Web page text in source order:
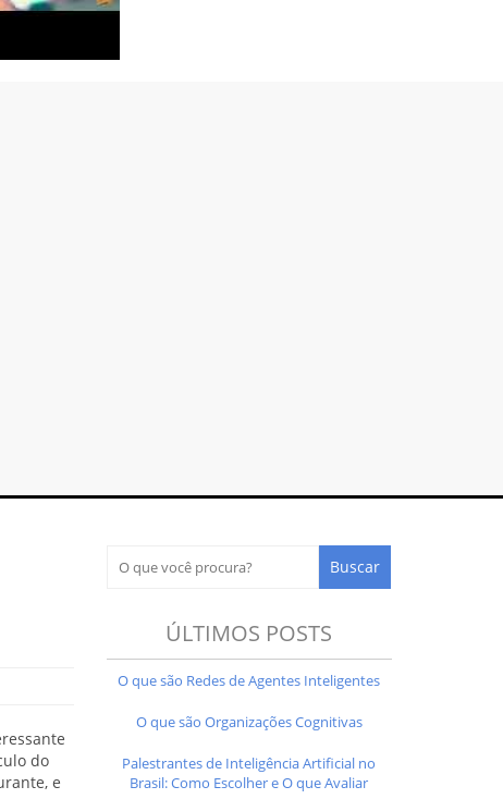
do
e
ÚLTIMOS POSTS
O que são Redes de Agentes Inteligentes
O que são Organizações Cognitivas
Palestrantes de Inteligência Artificial no
Brasil: Como Escolher e O que Avaliar